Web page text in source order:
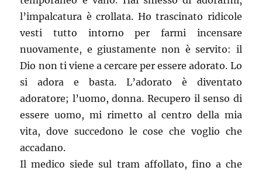
l’impalcatura è crollata. Ho trascinato ridicole
vesti tutto intorno per farmi incensare
nuovamente, e giustamente non è servito: il
Dio non ti viene a cercare per essere adorato. Lo
si adora e basta. L’adorato è diventato
adoratore; l’uomo, donna. Recupero il senso di
essere uomo, mi rimetto al centro della mia
vita, dove succedono le cose che voglio che
accadano.
Il medico siede sul tram affollato, fino a che